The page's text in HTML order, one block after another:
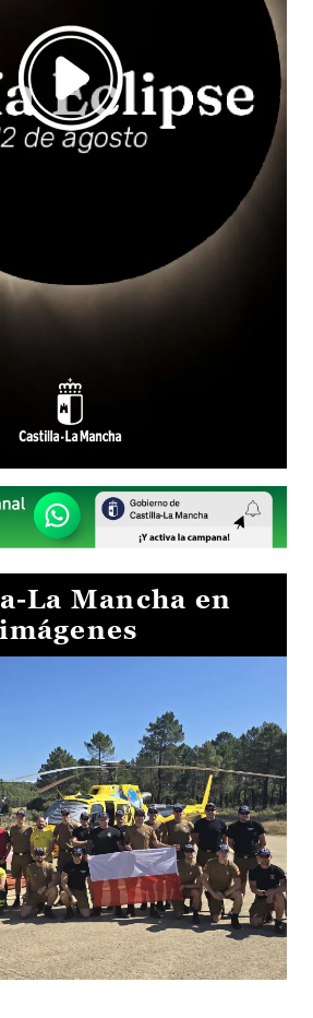
La Mancha en
imágenes